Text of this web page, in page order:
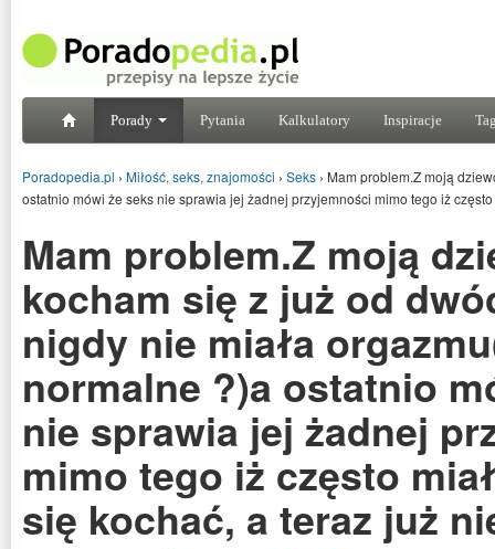
Porady Pytania Kalkulatory Inspiracje
Poradopedia.pl › Miłość, seks, znajomości › Seks › Mam problem.Z moją
ostatnio mówi że seks nie sprawia jej żadnej przyjemności mimo tego iż
Mam problem.Z moją
kocham się z już od
nigdy nie miała
normalne ?)a ostatnio
nie sprawia jej żadnej
mimo tego iż często
się kochać, a teraz już